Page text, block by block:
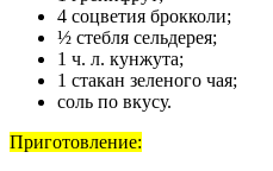
4 соцветия брокколи;
½ стебля сельдерея;
1 ч. л. кунжута;
1 стакан зеленого чая;
соль по вкусу.
Приготовление: